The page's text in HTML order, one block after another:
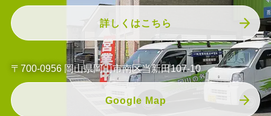
詳しくはこちら
〒700-0956 岡山県岡山市南区当新田107-10
Google Map